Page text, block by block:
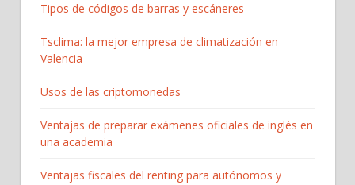
Tipos de códigos de barras y escáneres
Tsclima: la mejor empresa de climatización en
Valencia
Usos de las criptomonedas
Ventajas de preparar exámenes oficiales de inglés en
una academia
Ventajas fiscales del renting para autónomos y